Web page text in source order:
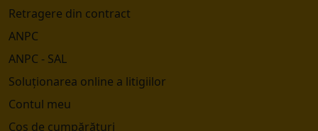
Retragere din contract
ANPC
ANPC - SAL
Soluționarea online a litigiilor
Contul meu
Coș de cumpărături